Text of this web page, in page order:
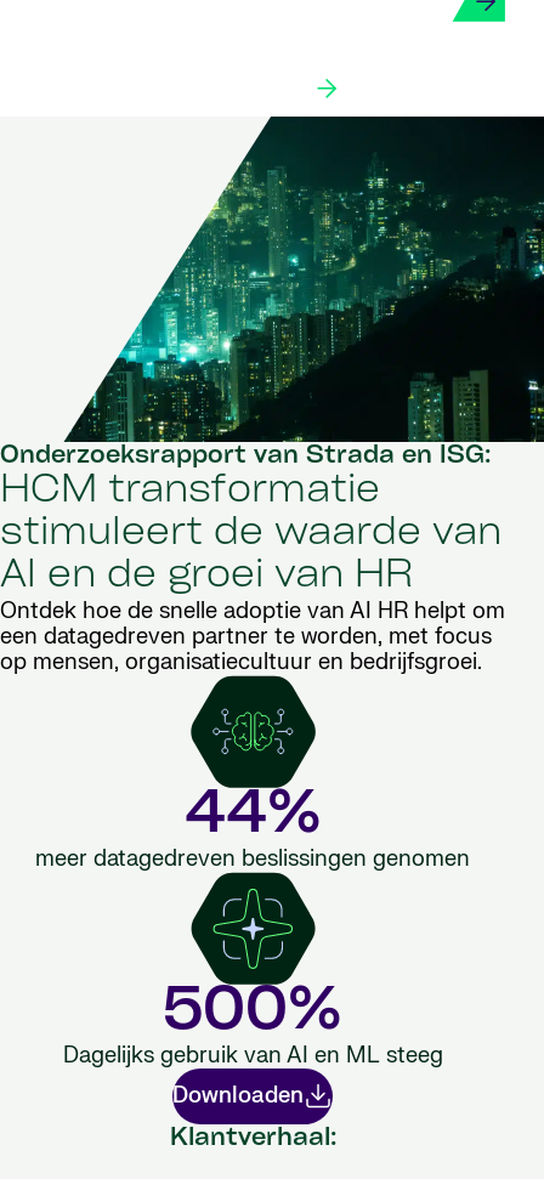
Onderzoeksrapport van Strada en ISG:
HCM transformatie
stimuleert de waarde van
AI en de groei van HR
Ontdek hoe de snelle adoptie van AI HR helpt om
een datagedreven partner te worden, met focus
op mensen, organisatiecultuur en bedrijfsgroei.
44%
meer datagedreven beslissingen genomen
500%
Dagelijks gebruik van AI en ML steeg
Downloaden
Klantverhaal: